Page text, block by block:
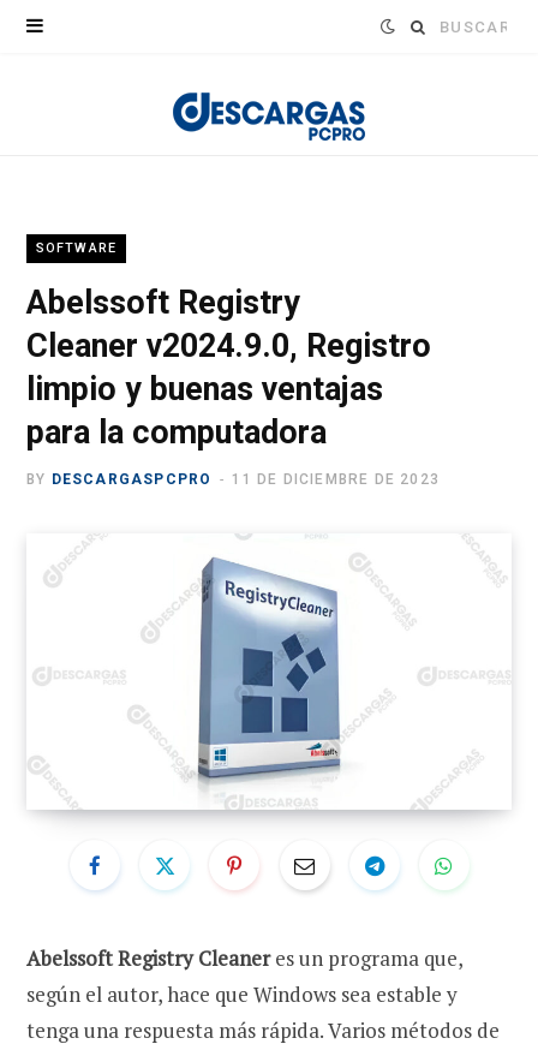
Buscar:
SOFTWARE
Abelssoft Registry
Cleaner v2024.9.0, Registro
limpio y buenas ventajas
para la computadora
BY DESCARGASPCPRO 11 DE DICIEMBRE DE 2023
Abelssoft Registry Cleaneres un programa que,
según el autor, hace que Windows sea estable y
tenga una respuesta más rápida. Varios métodos de